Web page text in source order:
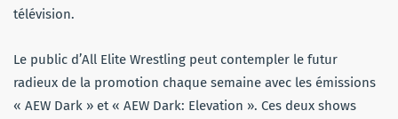
télévision.
Le public d’All Elite Wrestling peut contempler le futur
radieux de la promotion chaque semaine avec les émissions
« AEW Dark » et « AEW Dark: Elevation ». Ces deux shows